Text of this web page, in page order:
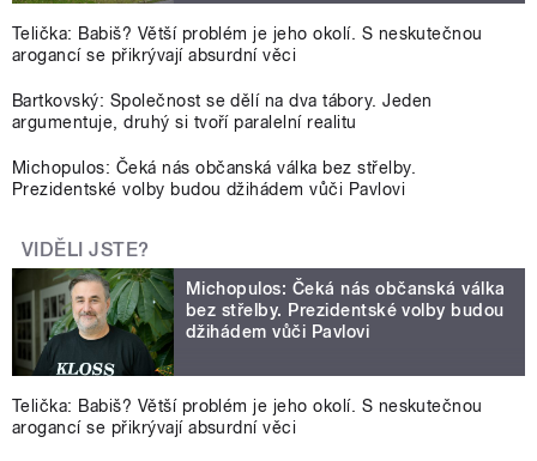
Telička: Babiš? Větší problém je jeho okolí. S neskutečnou
arogancí se přikrývají absurdní věci
Bartkovský: Společnost se dělí na dva tábory. Jeden
argumentuje, druhý si tvoří paralelní realitu
Michopulos: Čeká nás občanská válka bez střelby.
Prezidentské volby budou džihádem vůči Pavlovi
VIDĚLI JSTE?
Michopulos: Čeká nás občanská válka
bez střelby. Prezidentské volby budou
džihádem vůči Pavlovi
Telička: Babiš? Větší problém je jeho okolí. S neskutečnou
arogancí se přikrývají absurdní věci